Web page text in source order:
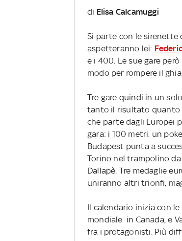
di Elisa Calcamuggi
Si parte con le sirenette
aspetteranno lei:
e i 400. Le sue gare
modo per rompere il
Tre gare quindi in un
tanto il risultato quanto
che parte dagli Europei
gara: i 100 metri. un
Budapest punta a
Torino nel trampolino
Dallapè. Tre medaglie
uniranno altri trionfi,
Il calendario inizia con
mondiale in Canada, e
fra i protagonisti. Più